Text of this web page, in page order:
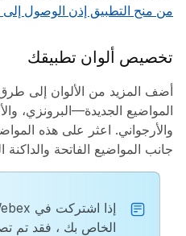
من منح التطبيق إذن الوصول
تخصيص ألوان تطبيقك
أضف المزيد من الألوان إلى
المواضيع الجديدة—البرونزي،
والأرجواني. اعثر على هذه
جانب المواضيع الفاتحة والداكنة
الخاص بك ، فقد تم